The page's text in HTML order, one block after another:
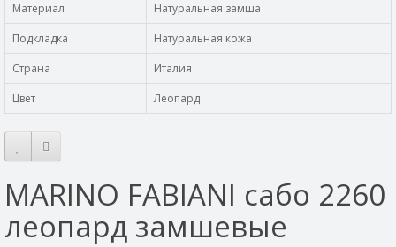
Материал
Натуральная замша
Подкладка
Натуральная кожа
Страна
Италия
Цвет
Леопард
MARINO FABIANI сабо 2260
леопард замшевые